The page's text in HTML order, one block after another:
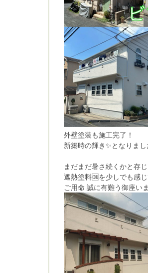
外壁塗装も施工完了！
新築時の輝き✨となりまし
まだまだ暑さ続くかと存
遮熱塗料🆒を少しでも感
ご用命 誠に有難う御座い